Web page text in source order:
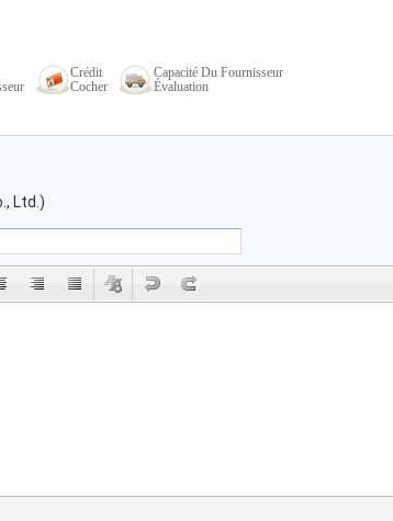
Crédit
Cocher
Capacité Du Fournisseur
Évaluation
Ltd.)